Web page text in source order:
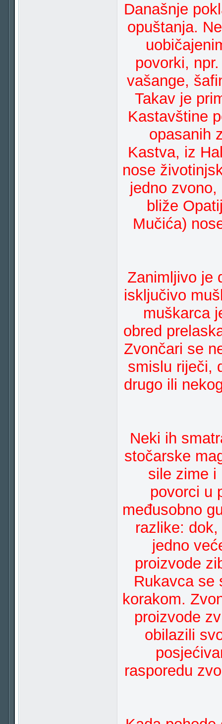
Današnje
opuštanja.
povorki,
vašange,
Takav je
Kastavštine
opasanih
Kastva, iz
nose
jedno
bliže
Mučića)
Zanimljivo je
isključivo
muškarca
obred
Zvončari se
smislu riječi,
drugo ili
Neki ih
stočarske
sile zime i
povorci u
međusobno
razlike:
jedno
proizvode
Rukavca se
korakom.
proizvode
obilazili
rasporedu